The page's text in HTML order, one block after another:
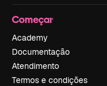
Começar
Academy
Documentação
Atendimento
Termos e condições